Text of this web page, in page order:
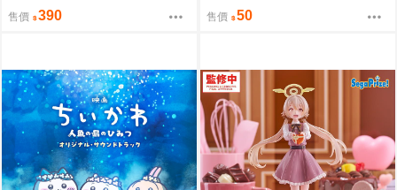
售價 390
閃卡 PTCG 寶可夢 卡牌【原售價
200元 特價50元】
售價 50